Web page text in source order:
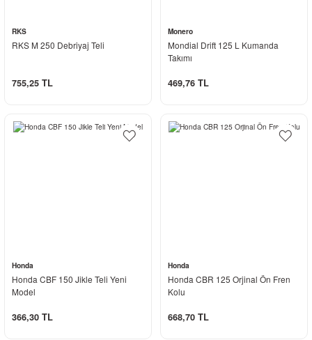
RKS
RKS M 250 Debriyaj Teli
755,25 TL
Monero
Mondial Drift 125 L Kumanda
Takımı
469,76 TL
Honda
Honda CBF 150 Jikle Teli Yeni
Model
366,30 TL
Honda
Honda CBR 125 Orjinal Ön Fren
Kolu
668,70 TL